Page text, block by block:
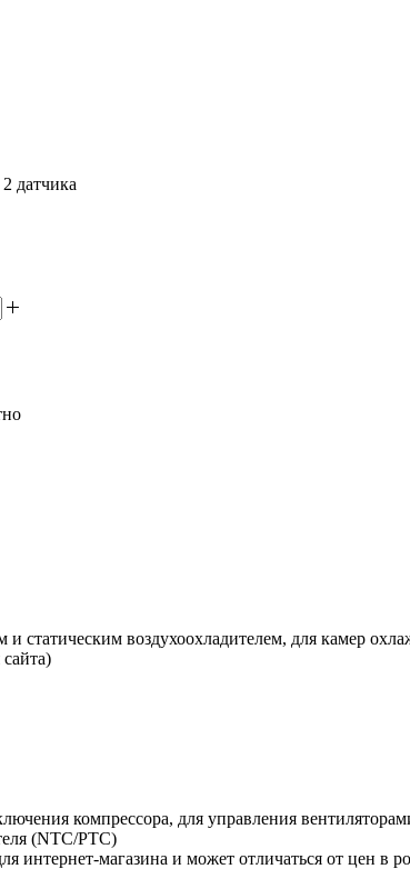
датчика
статическим воздухоохладителем, для камер
компрессора, для управления
(NTC/PTC)
интернет-магазина и может отличаться от цен в